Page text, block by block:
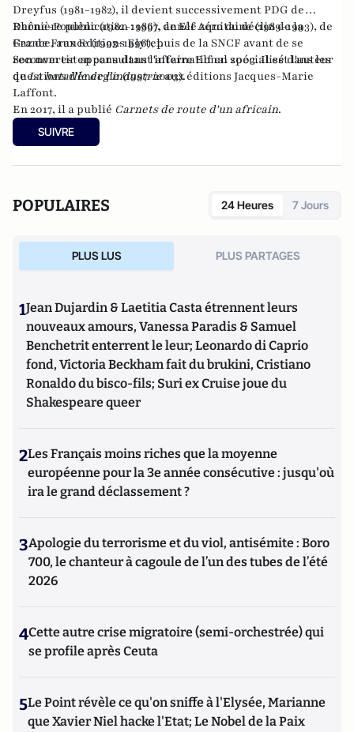
Dreyfus (1981-1982), il devient successivement PDG de
Rhône-Poulenc (1982-1986), de Elf Aquitaine (1989-1993), de
Gaz de France (1993-1996), puis de la SNCF avant de se
reconvertir en consultant international spécialisé dans les
questions d'énergie (1997-2003).
Dernière publication :1997, année zéro du déclin de la
France, aux Editions Elytel.
Son nom est apparu dans l'affaire Elf en 2003. Il est l'auteur
deLa bataille de l'industrieaux éditions Jacques-Marie
Laffont.
En 2017, il a publié Carnets de route d'un africain.
SUIVRE
POPULAIRES 24 Heures 7 Jours
PLUS LUS PLUS PARTAGES
1Jean Dujardin & Laetitia Casta étrennent leurs
nouveaux amours, Vanessa Paradis & Samuel
Benchetrit enterrent le leur; Leonardo di Caprio
fond, Victoria Beckham fait du brukini, Cristiano
Ronaldo du bisco-fils; Suri ex Cruise joue du
Shakespeare queer
2Les Français moins riches que la moyenne
européenne pour la 3e année consécutive : jusqu'où
ira le grand déclassement ?
3Apologie du terrorisme et du viol, antisémite : Boro
700, le chanteur à cagoule de l’un des tubes de l’été
2026
4Cette autre crise migratoire (semi-orchestrée) qui
se profile après Ceuta
5Le Point révèle ce qu'on sniffe à l'Elysée, Marianne
que Xavier Niel hacke l'Etat; Le Nobel de la Paix